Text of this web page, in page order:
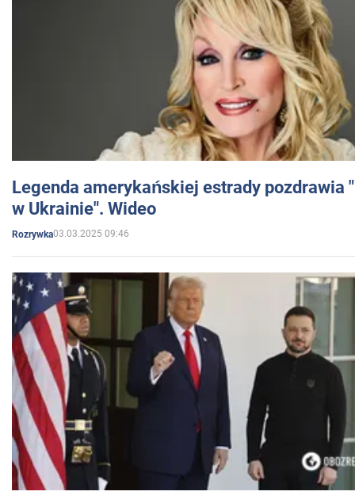
Legenda amerykańskiej estrady pozdrawia
w Ukrainie". Wideo
Rozrywka03.03.2025 09:46